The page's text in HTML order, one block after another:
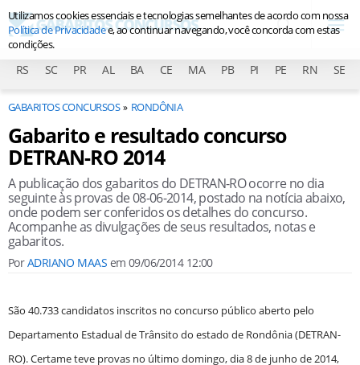
RS SC PR AL BA CE MA PB PI PE RN SE
GABARITOS CONCURSOS RONDÔNIA
Gabarito e resultado concurso
DETRAN-RO 2014
A publicação dos gabaritos do DETRAN-RO ocorre no dia
seguinte às provas de 08-06-2014, postado na notícia abaixo,
onde podem ser conferidos os detalhes do concurso.
Acompanhe as divulgações de seus resultados, notas e
gabaritos.
PorADRIANO MAAS em 09/06/2014 12:00
São 40.733 candidatos inscritos no concurso público aberto pelo
Departamento Estadual de Trânsito do estado de Rondônia (DETRAN-
RO). Certame teve provas no último domingo, dia 8 de junho de 2014,
Utilizamos cookies essenciais e tecnologias semelhantes de acordo com nossa
Política de Privacidadee, ao continuar navegando, você concorda com estas
condições.